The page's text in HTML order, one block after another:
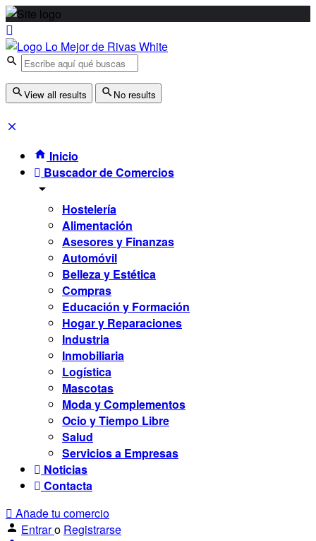
View all results No results
Inicio
Buscador de Comercios
Hostelería
Alimentación
Asesores y Finanzas
Automóvil
Belleza y Estética
Compras
Educación y Formación
Hogar y Reparaciones
Industria
Inmobiliaria
Logística
Mascotas
Moda y Complementos
Ocio y Tiempo Libre
Salud
Servicios a Empresas
Noticias
Contacta
Añade tu comercio
Entraro Registrarse